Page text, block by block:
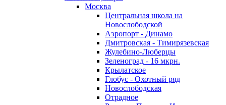
Москва
Центральная школа на
Новослободской
Аэропорт - Динамо
Дмитровская - Тимирязевская
Жулебино-Люберцы
Зеленоград - 16 мкрн.
Крылатское
Глобус - Охотный ряд
Новослободская
Отрадное